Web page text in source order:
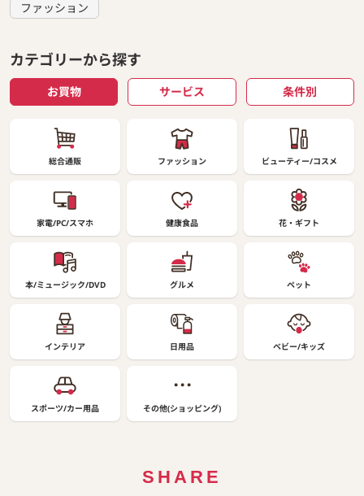
ファッション
カテゴリーから探す
お買物 サービス 条件別
総合通販 ファッション ビューティー/コスメ
家電/PC/スマホ 健康食品 花・ギフト
本/ミュージック/DVD グルメ ペット
インテリア 日用品 ベビー/キッズ
スポーツ/カー用品 その他(ショッピング)
SHARE